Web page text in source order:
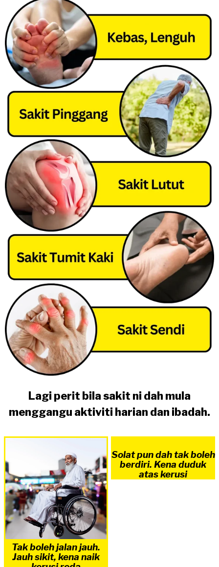
Lagi perit bila sakit ni dah mula
menggangu aktiviti harian dan ibadah.
Tak boleh jalan jauh.
Jauh sikit, kena naik
Solat pun dah tak boleh
berdiri. Kena duduk
atas kerusi